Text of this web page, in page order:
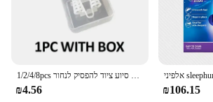
₪4.56 ₪106.15